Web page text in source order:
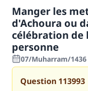
Manger les
d'Achoura ou
célébration de
personne
07/Muharram/
Question 113993